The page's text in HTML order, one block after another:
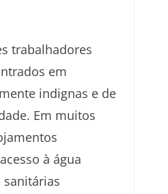
trabalhadores
em
indignas e de
Em muitos
à água
sanitárias